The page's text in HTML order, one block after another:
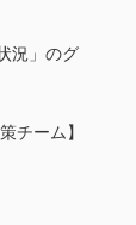
況」のグ
チーム】